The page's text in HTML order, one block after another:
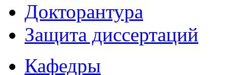
Докторантура
Защита диссертаций
Кафедры